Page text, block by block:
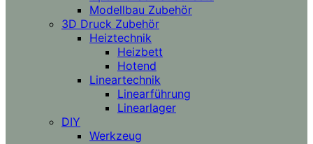
Modellbau Zubehör
3D Druck Zubehör
Heiztechnik
Heizbett
Hotend
Lineartechnik
Linearführung
Linearlager
DIY
Werkzeug